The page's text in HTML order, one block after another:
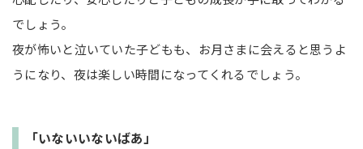
でしょう。
夜が怖いと泣いていた子どもも、お月さまに会えると思うよ
うになり、夜は楽しい時間になってくれるでしょう。
「いないいないばあ」